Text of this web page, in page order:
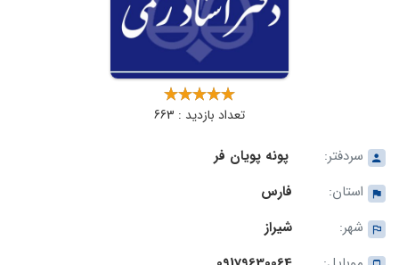
تعداد بازدید : 663
سردفتر:
پونه پویان فر
استان:
فارس
شهر:
شیراز